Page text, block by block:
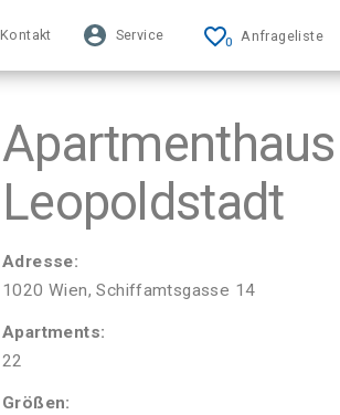
Kontakt Service favorite_border0 Anfrageliste
Apartmenthaus
Leopoldstadt
Adresse:
1020 Wien, Schiffamtsgasse 14
Apartments:
22
Größen: